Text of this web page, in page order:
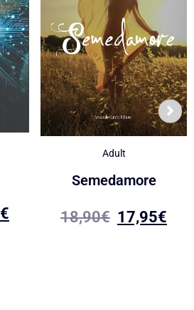
€
Adult
Semedamore
18,90€ 17,95€